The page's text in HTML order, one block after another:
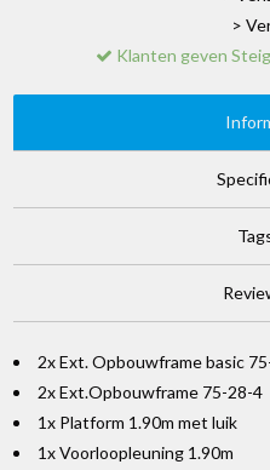
>
Klanten geven
2x Ext. Opbouwframe basic
2x Ext.Opbouwframe 75-28-4
1x Platform 1.90m met luik
1x Voorloopleuning 1.90m